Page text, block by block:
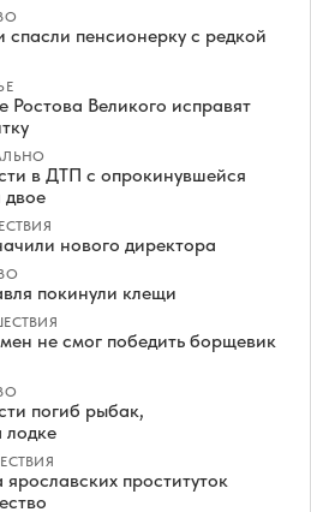
спасли пенсионерку с редкой
Ростова Великого исправят
в ДТП с опрокинувшейся
двое
нового директора
покинули клещи
не смог победить борщевик
погиб рыбак,
лодке
проституток